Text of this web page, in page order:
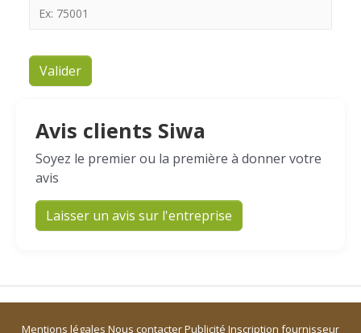
Valider
Avis clients Siwa
Soyez le premier ou la première à donner votre
avis
Laisser un avis sur l'entreprise
Mentions légales Nous contacterPublicité Inscription fournisseur